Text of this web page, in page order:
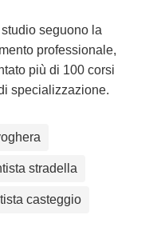
seguono la
professionale,
più di 100 corsi
specializzazione.
stradella
casteggio